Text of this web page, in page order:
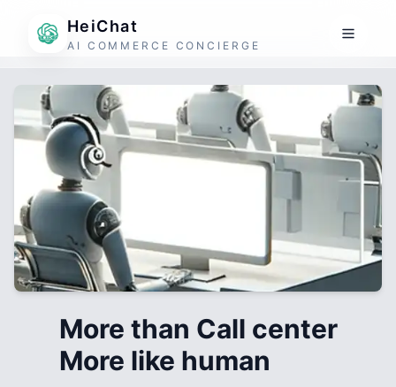
HeiChat
AI COMMERCE CONCIERGE
More than Call center
More like human